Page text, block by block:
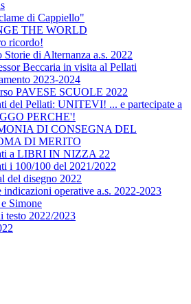
di Cappiello"
THE WORLD
ricordo!
Storie di Alternanza a.s. 2022
Beccaria in visita al Pellati
2023-2024
PAVESE SCUOLE 2022
del Pellati: UNITEVI! ... e partecipate a
PERCHE'!
DI CONSEGNA DEL
DI MERITO
a LIBRI IN NIZZA 22
i 100/100 del 2021/2022
del disegno 2022
indicazioni operative a.s. 2022-2023
Simone
testo 2022/2023